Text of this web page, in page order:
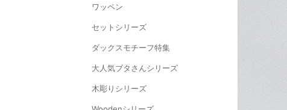
ワッペン
セットシリーズ
ダックスモチーフ特集
大人気ブタさんシリーズ
木彫りシリーズ